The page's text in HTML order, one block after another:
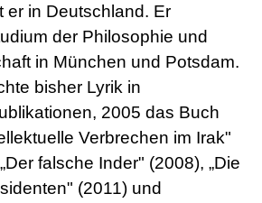
er in Deutschland. Er
der Philosophie und
in München und Potsdam.
bisher Lyrik in
2005 das Buch
Verbrechen im Irak"
falsche Inder" (2008), „Die
(2011) und